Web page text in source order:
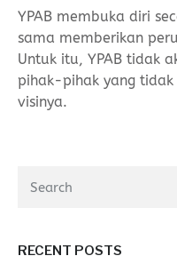
YPAB membuka diri
sama memberikan
Untuk itu, YPAB tidak
pihak-pihak yang
visinya.
RECENT POSTS